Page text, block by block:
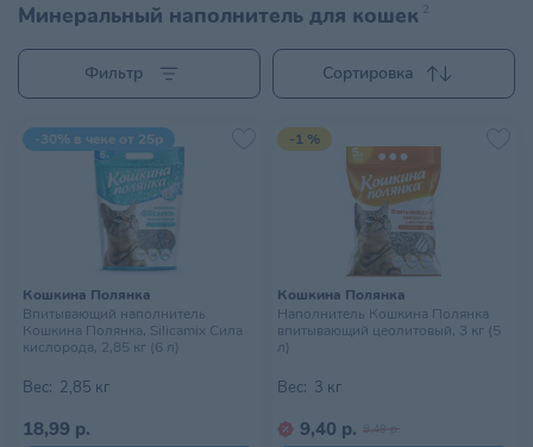
Минеральный наполнитель для кошек 2
Фильтр Сортировка
-30% в чеке от 25р
Кошкина Полянка
Впитывающий наполнитель
Кошкина Полянка, Silicamix Сила
кислорода, 2,85 кг (6 л)
Вес: 2,85 кг
18,99 р.
-1 %
Кошкина Полянка
Наполнитель Кошкина Полянка
впитывающий цеолитовый, 3 кг (5
л)
Вес: 3 кг
9,40 р. 9,49 р.